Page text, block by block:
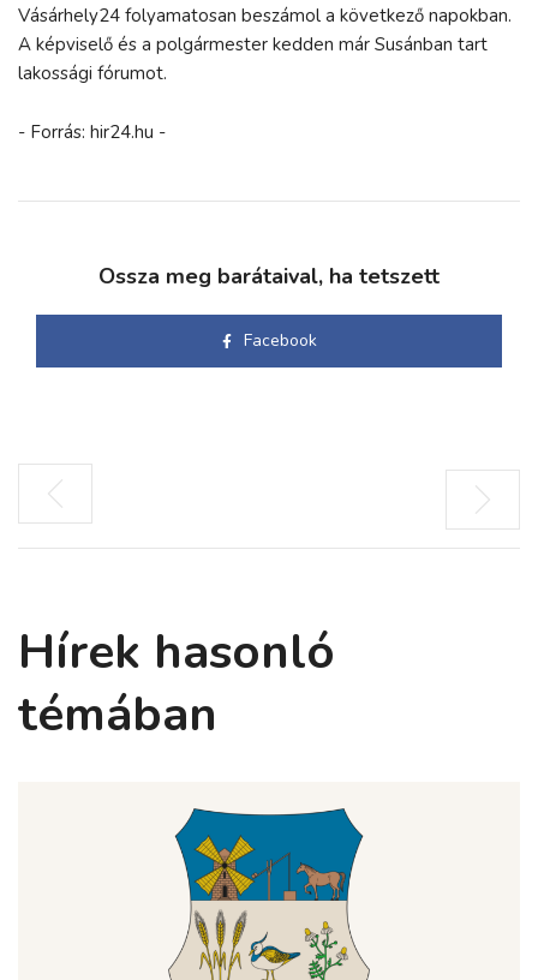
Vásárhely24 folyamatosan beszámol a következő napokban.
A képviselő és a polgármester kedden már Susánban tart
lakossági fórumot.
- Forrás: hir24.hu -
Ossza meg barátaival, ha tetszett
Facebook
Hírek hasonló
témában